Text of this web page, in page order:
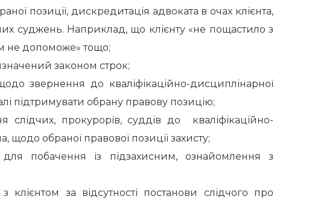
позиції, дискредитація адвоката в очах клієнта,
суджень. Наприклад, що клієнту «не пощастило з
не допоможе» тощо;
законом строк;
звернення до кваліфікаційно-дисциплінарної
підтримувати обрану правову позицію;
слідчих, прокурорів, суддів до кваліфікаційно-
щодо обраної правової позиції захисту;
побачення із підзахисним, ознайомлення з
за відсутності постанови слідчого про